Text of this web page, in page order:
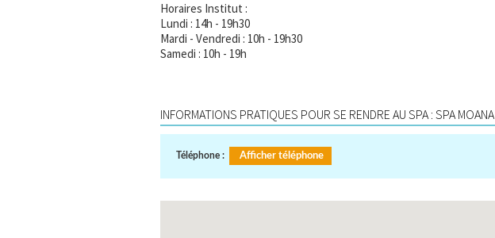
Horaires Institut :
Lundi : 14h - 19h30
Mardi - Vendredi : 10h - 19h30
Samedi : 10h - 19h
INFORMATIONS PRATIQUES POUR SE RENDRE AU SPA : SPA MOANA
Téléphone : Afficher téléphone